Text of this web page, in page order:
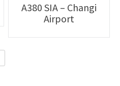
A380 SIA – Changi
Airport